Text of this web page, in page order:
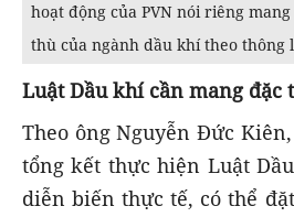
hoạt động của PVN nói riêng
thù của ngành dầu khí theo thông
Luật Dầu khí cần mang đặc
Theo ông Nguyễn Đức
tổng kết thực hiện Luật
diễn biến thực tế, có thể